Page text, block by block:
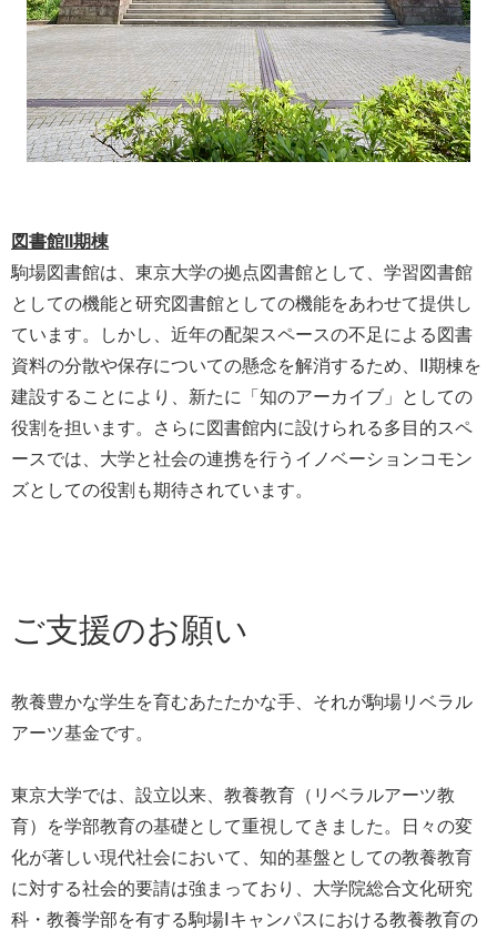
図書館II期棟
駒場図書館は、東京大学の拠点図書館として、学習図書館
としての機能と研究図書館としての機能をあわせて提供し
ています。しかし、近年の配架スペースの不足による図書
資料の分散や保存についての懸念を解消するため、II期棟を
建設することにより、新たに「知のアーカイブ」としての
役割を担います。さらに図書館内に設けられる多目的スペ
ースでは、大学と社会の連携を行うイノベーションコモン
ズとしての役割も期待されています。
ご支援のお願い
教養豊かな学生を育むあたたかな手、それが駒場リベラル
アーツ基金です。
東京大学では、設立以来、教養教育（リベラルアーツ教
育）を学部教育の基礎として重視してきました。日々の変
化が著しい現代社会において、知的基盤としての教養教育
に対する社会的要請は強まっており、大学院総合文化研究
科・教養学部を有する駒場Ⅰキャンパスにおける教養教育の